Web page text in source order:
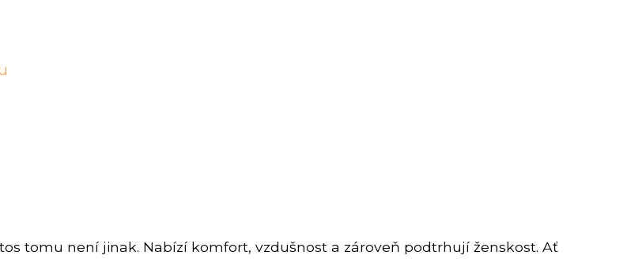
tomu není jinak. Nabízí komfort, vzdušnost a zároveň podtrhují ženskost. Ať